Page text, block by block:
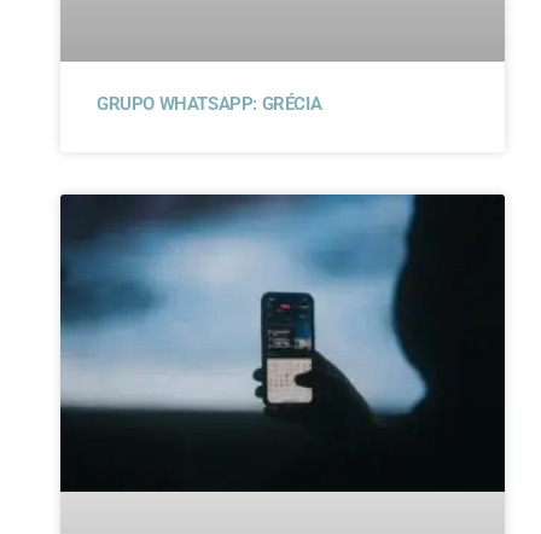
GRUPO WHATSAPP: GRÉCIA